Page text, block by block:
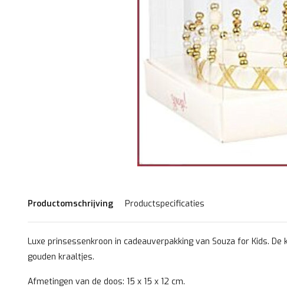
Productomschrijving Productspecificaties
Luxe prinsessenkroon in cadeauverpakking van Souza for Kids.
gouden kraaltjes.
Afmetingen van de doos: 15 x 15 x 12 cm.